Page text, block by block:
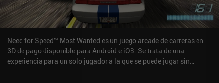
Need for Speed™ Most Wanted es un juego arcade de carreras en
3D de pago disponible para Android e iOS. Se trata de una
experiencia para un solo jugador a la que se puede jugar sin